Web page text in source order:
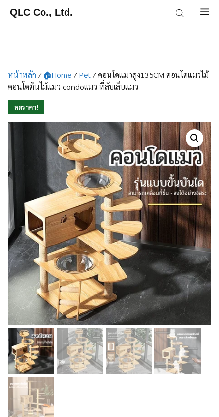
QLC Co., Ltd.
หน้าหลัก / 🏠Home /Pet/ คอนโดแมวสูง135CM คอนโดแมวไม้
คอนโดต้นไม้แมว condoแมว ที่ลับเล็บแมว
ลดราคา!